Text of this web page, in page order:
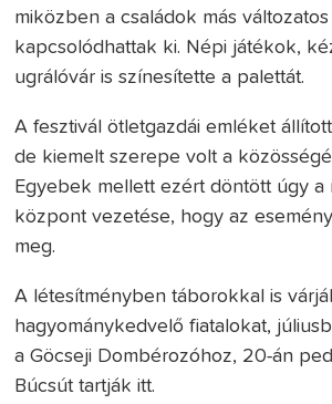
miközben a családok más
kapcsolódhattak ki. Népi játékok,
ugrálóvár is színesítette a palettát.
A fesztivál ötletgazdái emléket
de kiemelt szerepe volt a
Egyebek mellett ezért döntött úgy a
központ vezetése, hogy az
meg.
A létesítményben táborokkal is
hagyománykedvelő fiatalokat,
a Göcseji Dombérozóhoz, 20-án
Búcsút tartják itt.